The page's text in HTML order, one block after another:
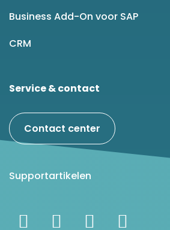
Business Add-On voor SAP
CRM
Service & contact
Contact center
Supportartikelen